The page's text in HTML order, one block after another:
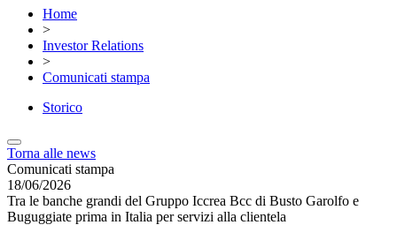
Home
>
Investor Relations
>
Comunicati stampa
Storico
Torna alle news
Comunicati stampa
18/06/2026
Tra le banche grandi del Gruppo Iccrea Bcc di Busto Garolfo e
Buguggiate prima in Italia per servizi alla clientela